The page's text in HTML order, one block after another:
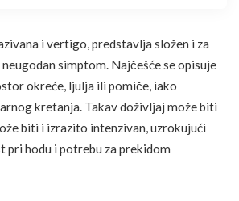
i vertigo, predstavlja složen i za
simptom. Najčešće se opisuje
okreće, ljulja ili pomiče, iako
kretanja. Takav doživljaj može biti
biti i izrazito intenzivan, uzrokujući
pri hodu i potrebu za prekidom